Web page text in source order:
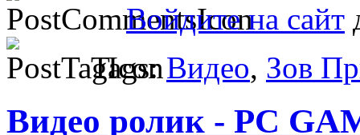
Войдите на сайт
Tags:Видео, Зов
Видео ролик - PC